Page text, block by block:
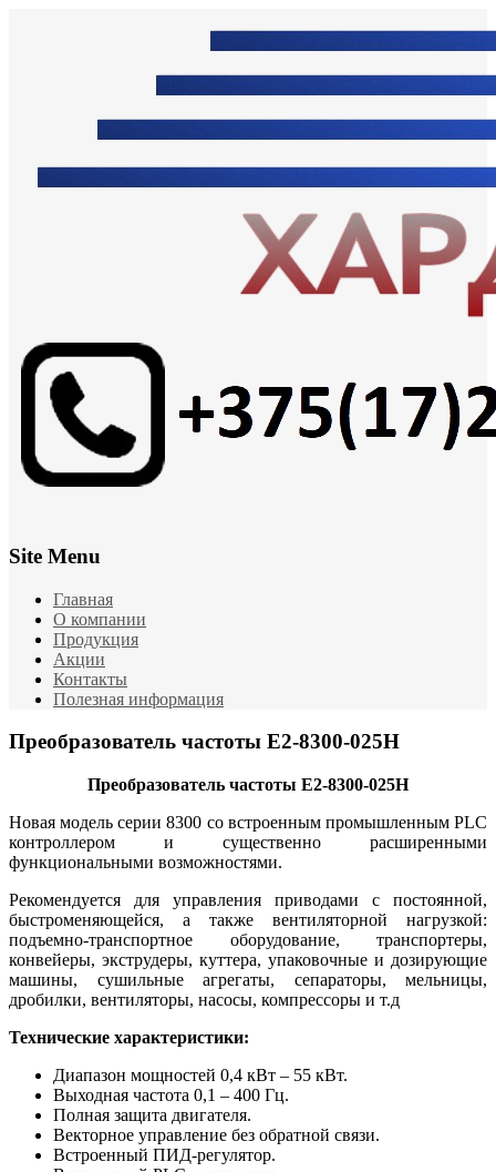
Site Menu
Главная
О компании
Продукция
Акции
Контакты
Полезная информация
Преобразователь частоты E2-8300-025Н
Преобразователь частоты E2-8300-025Н
Новая модель серии 8300 со встроенным промышленным PLC
контроллером и существенно расширенными
функциональными возможностями.
Рекомендуется для управления приводами с постоянной,
быстроменяющейся, а также вентиляторной нагрузкой:
подъемно-транспортное оборудование, транспортеры,
конвейеры, экструдеры, куттера, упаковочные и дозирующие
машины, сушильные агрегаты, сепараторы, мельницы,
дробилки, вентиляторы, насосы, компрессоры и т.д
Технические характеристики:
Диапазон мощностей 0,4 кВт – 55 кВт.
Выходная частота 0,1 – 400 Гц.
Полная защита двигателя.
Векторное управление без обратной связи.
Встроенный ПИД-регулятор.